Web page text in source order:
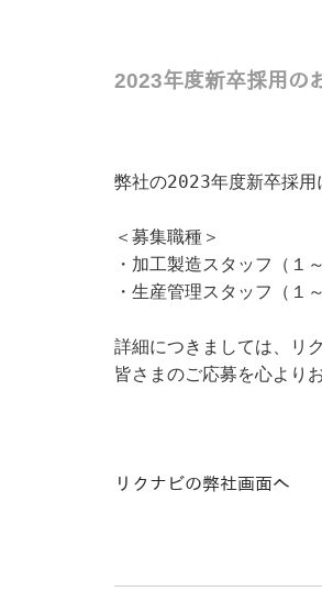
2023年度新卒採用の
弊社の2023年度新卒採用
＜募集職種＞
・加工製造スタッフ（１
・生産管理スタッフ（１
詳細につきましては、リ
皆さまのご応募を心より
リクナビの弊社画面へ